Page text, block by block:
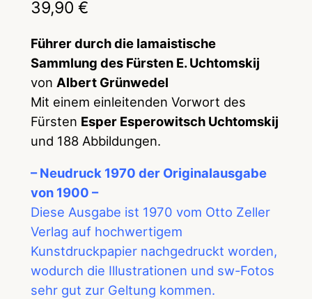
39,90 €
Führer durch die lamaistische
Sammlung des Fürsten E. Uchtomskij
von Albert Grünwedel
Mit einem einleitenden Vorwort des
Fürsten Esper Esperowitsch Uchtomskij
und 188 Abbildungen.
– Neudruck 1970 der Originalausgabe
von 1900 –
Diese Ausgabe ist 1970 vom Otto Zeller
Verlag auf hochwertigem
Kunstdruckpapier nachgedruckt worden,
wodurch die Illustrationen und sw-Fotos
sehr gut zur Geltung kommen.